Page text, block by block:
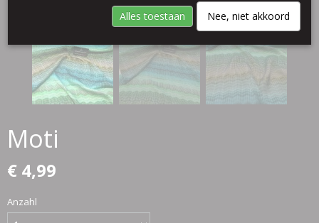
Moti
€ 4,99
Anzahl
Alles toestaan Nee, niet akkoord